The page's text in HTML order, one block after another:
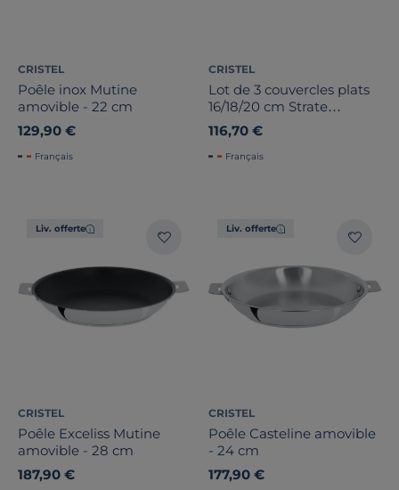
CRISTEL
Poêle inox Mutine
amovible - 22 cm
129,90 €
Français
CRISTEL
Lot de 3 couvercles plats
16/18/20 cm Strate
Amovible
116,70 €
Français
Liv. offerte
CRISTEL
Poêle Exceliss Mutine
amovible - 28 cm
187,90 €
Liv. offerte
CRISTEL
Poêle Casteline amovible
- 24 cm
177,90 €